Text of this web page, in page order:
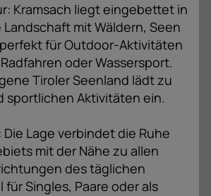
Kramsach liegt eingebettet in
mit Wäldern, Seen
für Outdoor-Aktivitäten
oder Wassersport.
Tiroler Seenland lädt zu
sportlichen Aktivitäten ein.
Lage verbindet die Ruhe
mit der Nähe zu allen
des täglichen
für Singles, Paare oder als